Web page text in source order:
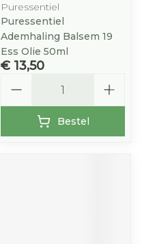
Puressentiel
Puressentiel
Ademhaling Balsem 19
Ess Olie 50ml
€ 13,50
Bestel